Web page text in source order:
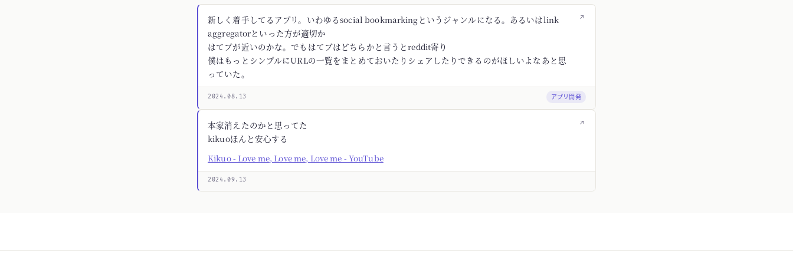
↗
新しく着手してるアプリ。いわゆるsocial bookmarkingというジャンルになる。あるいはlink
aggregatorといった方が適切か
はてブが近いのかな。でもはてブはどちらかと言うとreddit寄り
僕はもっとシンプルにURLの一覧をまとめておいたりシェアしたりできるのがほしいよなあと思
っていた。
2024.08.13 アプリ開発
↗
本家消えたのかと思ってた
kikuoほんと安心する
Kikuo - Love me, Love me, Love me - YouTube
2024.09.13